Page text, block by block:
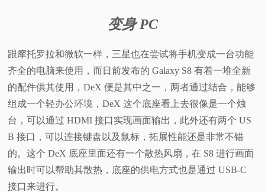
快
讯
评
视
变身 PC
跟摩托罗拉和微软一样，三星也在尝试将手机变成一台功能
齐全的电脑来使用，而日前发布的 Galaxy S8 有着一堆全新
的配件供其使用，DeX 便是其中之一，两者通过结合，能够
组成一个轻办公环境，DeX 这个底座看上去很像是一个烛
台，可以通过 HDMI 接口实现画面输出，此外还有两个 US
B 接口，可以连接键盘以及鼠标，拓展性能还是非常不错
的。这个 DeX 底座里面还有一个散热风扇，在 S8 进行画面
输出时可以帮助其散热，底座的供电方式也是通过 USB-C
接口来进行。